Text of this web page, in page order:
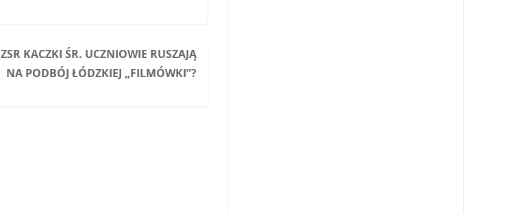
ZSR KACZKI ŚR. UCZNIOWIE RUSZAJĄ
NA PODBÓJ ŁÓDZKIEJ „FILMÓWKI”?